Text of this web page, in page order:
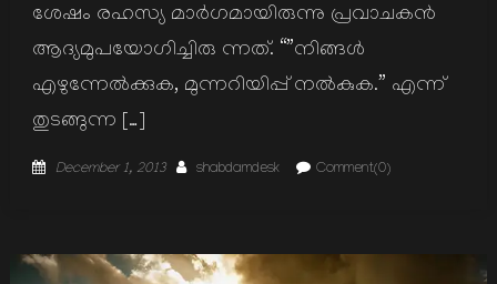
ശേഷം രഹസ്യ മാര്‍ഗമായിരുന്നു പ്രവാചകന്‍
ആദ്യമുപയോഗിച്ചിരു ന്നത്. “”നിങ്ങള്‍
എഴുന്നേല്‍ക്കുക, മുന്നറിയിപ്പ് നല്‍കുക.” എന്ന്
തുടങ്ങുന്ന […]
Posted
December 1, 2013 Author
shabdamdesk Comment(0)